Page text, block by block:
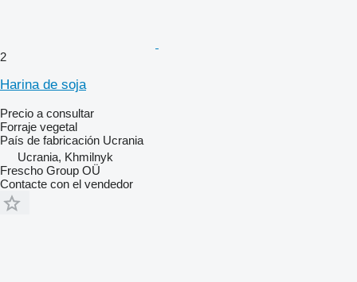
2
Harina de soja
Precio a consultar
Forraje vegetal
País de fabricación Ucrania
Ucrania, Khmilnyk
Frescho Group OÜ
Contacte con el vendedor